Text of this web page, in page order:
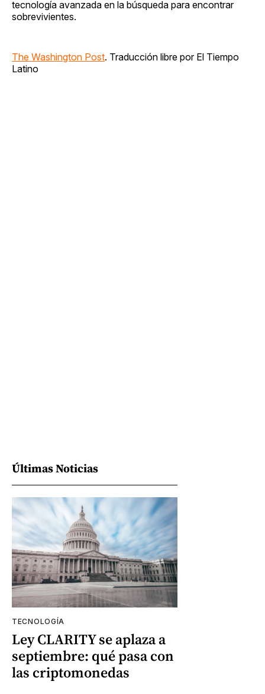
tecnología avanzada en la búsqueda para encontrar
sobrevivientes.
The Washington Post. Traducción libre por El Tiempo
Latino
Últimas Noticias
TECNOLOGÍA
Ley CLARITY se aplaza a
septiembre: qué pasa con
las criptomonedas